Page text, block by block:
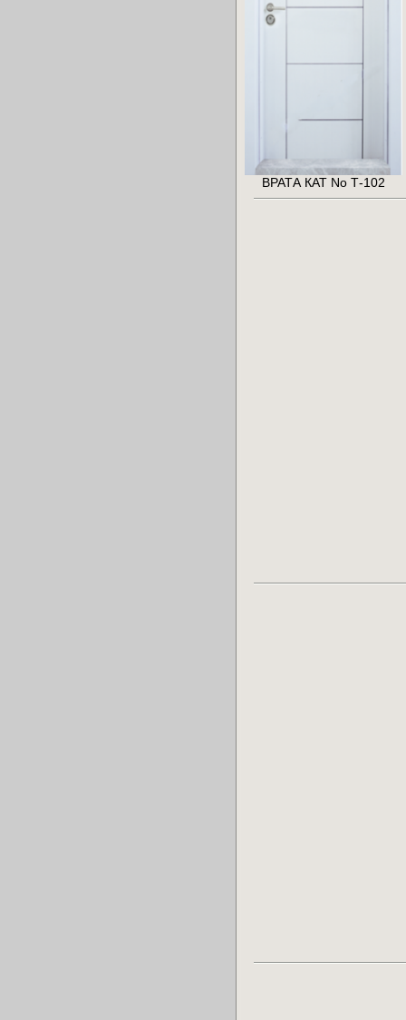
ВРАТА КАТ No Т-102